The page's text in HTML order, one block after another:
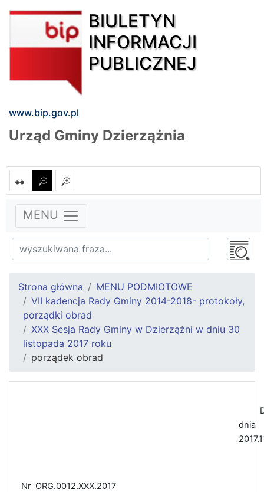
BIULETYN
INFORMACJI
PUBLICZNEJ
www.bip.gov.pl
Urząd Gminy Dzierzążnia
MENU
Strona główna
MENU PODMIOTOWE
VII kadencja Rady Gminy 2014-2018- protokoły,
porządki obrad
XXX Sesja Rady Gminy w Dzierzążni w dniu 30
listopada 2017 roku
porządek obrad
dnia
Nr ORG.0012.XXX.2017